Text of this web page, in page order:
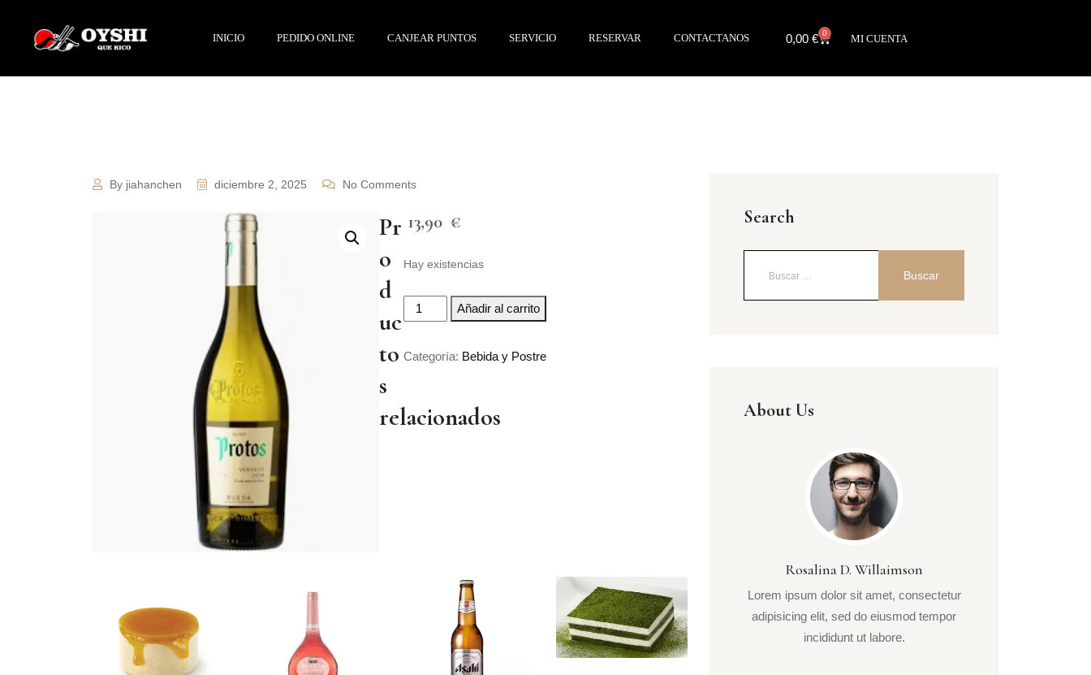
INICIO PEDIDO ONLINE CANJEAR PUNTOS SERVICIO RESERVAR CONTACTANOS 0,00€ 0 MI CUENTA
By jiahanchen diciembre 2, 2025 No Comments
13,90 €
Hay existencias
Añadir al carrito
Categoría: Bebida y Postre
Pr
o
d
uc
to
s
relacionados
Search
About Us
Rosalina D. Willaimson
Lorem ipsum dolor sit amet, consectetur
adipisicing elit, sed do eiusmod tempor
incididunt ut labore.